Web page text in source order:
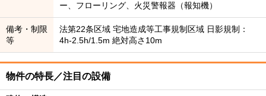
ー、フローリング、火災警報器（報知機）
備考・制限
等
法第22条区域 宅地造成等工事規制区域 日影規制：
4h-2.5h/1.5m 絶対高さ10m
物件の特長／注目の設備